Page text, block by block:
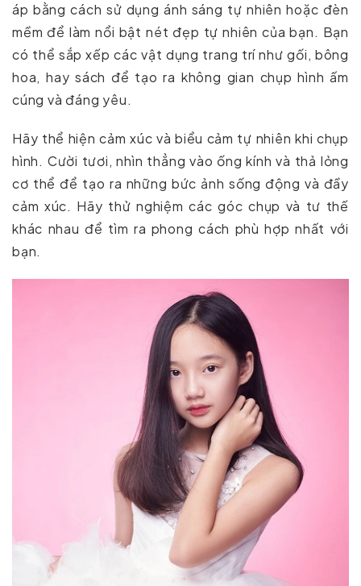
áp bằng cách sử dụng ánh sáng tự nhiên hoặc đèn
mềm để làm nổi bật nét đẹp tự nhiên của bạn. Bạn
có thể sắp xếp các vật dụng trang trí như gối, bông
hoa, hay sách để tạo ra không gian chụp hình ấm
cúng và đáng yêu.
Hãy thể hiện cảm xúc và biểu cảm tự nhiên khi chụp
hình. Cười tươi, nhìn thẳng vào ống kính và thả lỏng
cơ thể để tạo ra những bức ảnh sống động và đầy
cảm xúc. Hãy thử nghiệm các góc chụp và tư thế
khác nhau để tìm ra phong cách phù hợp nhất với
bạn.